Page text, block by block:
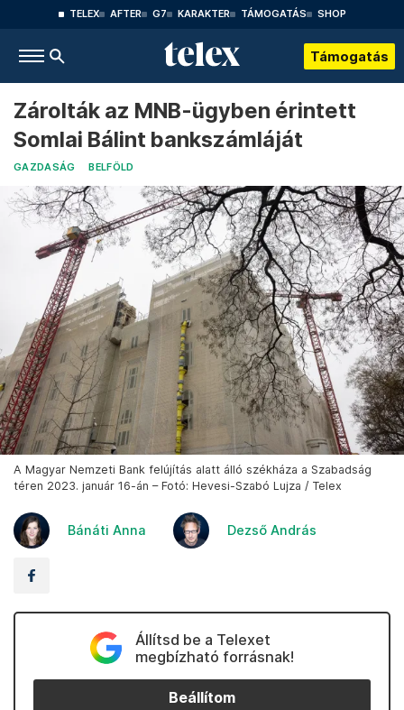
TELEX AFTER G7 KARAKTER TÁMOGATÁS SHOP
Támogatás
Zárolták az MNB-ügyben érintett
Somlai Bálint bankszámláját
GAZDASÁG BELFÖLD
A Magyar Nemzeti Bank felújítás alatt álló székháza a Szabadság
téren 2023. január 16-án – Fotó: Hevesi-Szabó Lujza / Telex
Bánáti Anna Dezső András
Állítsd be a Telexet
megbízható forrásnak!
Beállítom